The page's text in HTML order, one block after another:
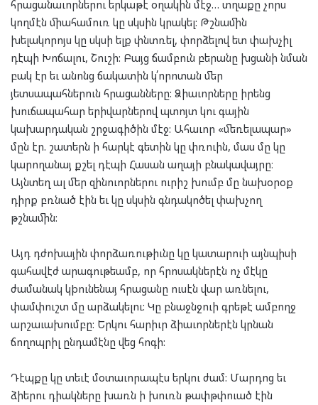
հրացանաւորներու երկաթէ օղակին մէջ… տղաքը չորս
կողմէն միահամուռ կը սկսին կրակել: Թշնամին
խելակորոյս կը սկսի ելք փնտռել, փորձելով ետ փախչիլ
դէպի Խոճալու, Շուշի: Բայց ճամբուն բերանը խցանի նման
բակ էր եւ անոնց ճակատին կ՛որոտան մեր
յետսապահներուն հրացանները: Ձիաւորները իրենց
խուճապահար երիվարներով պտոյտ կու գային
կախարդական շրջագիծին մէջ: Ահաւոր «մեռելապար»
մըն էր. շատերն ի հարկէ գետին կը փռուին, մաս մը կը
կարողանայ քշել դէպի Հասան աղայի բնակավայրը։
Այնտեղ ալ մեր զինուորներու ուրիշ խումբ մը նախօրօք
դիրք բռնած էին եւ կը սկսին գնդակոծել փախչող
թշնամին:
Այդ դժոխային փորձառութիւնը կը կատարուի այնպիսի
գահավէժ արագութեամբ, որ հրոսակներէն ոչ մէկը
ժամանակ կþունենայ հրացանը ուսէն վար առնելու,
փամփուշտ մը արձակելու: Կը բնաջնջուի գրեթէ ամբողջ
արշաւախումբը: Երկու հարիւր ձիաւորներէն կրնան
ճողոպրիլ ընդամէնը վեց հոգի:
Դէպքը կը տեւէ մօտաւորապէս երկու ժամ: Մարդոց եւ
ձիերու դիակները խառն ի խուռն թափթփուած էին